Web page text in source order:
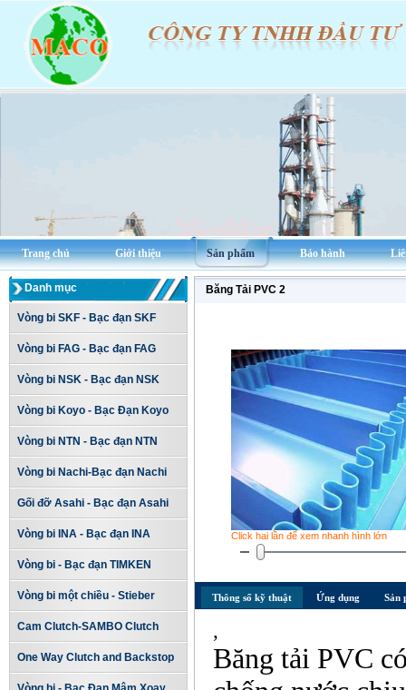
Trang chủ Giới thiệu Sản phẩm Bảo hành
Danh mục
Vòng bi SKF - Bạc đạn SKF
Vòng bi FAG - Bạc đạn FAG
Vòng bi NSK - Bạc đạn NSK
Vòng bi Koyo - Bạc Đạn Koyo
Vòng bi NTN - Bạc đạn NTN
Vòng bi Nachi-Bạc đạn Nachi
Gối đỡ Asahi - Bạc đạn Asahi
Vòng bi INA - Bạc đạn INA
Vòng bi - Bạc đạn TIMKEN
Vòng bi một chiều - Stieber
Cam Clutch-SAMBO Clutch
One Way Clutch and Backstop
Băng Tải PVC 2
Click hai lần để xem nhanh hình lớn
Thông số kỹ thuật Ứng dụng Sản
,
Băng tải PVC